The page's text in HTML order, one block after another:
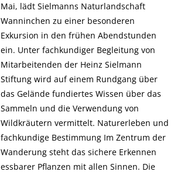
Mai, lädt Sielmanns Naturlandschaft
Wanninchen zu einer besonderen
Exkursion in den frühen Abendstunden
ein. Unter fachkundiger Begleitung von
Mitarbeitenden der Heinz Sielmann
Stiftung wird auf einem Rundgang über
das Gelände fundiertes Wissen über das
Sammeln und die Verwendung von
Wildkräutern vermittelt. Naturerleben und
fachkundige Bestimmung Im Zentrum der
Wanderung steht das sichere Erkennen
essbarer Pflanzen mit allen Sinnen. Die